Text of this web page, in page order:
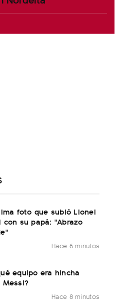
foto que subió Lionel
con su papá: "Abrazo
Hace 6 minutos
equipo era hincha
Messi?
Hace 8 minutos